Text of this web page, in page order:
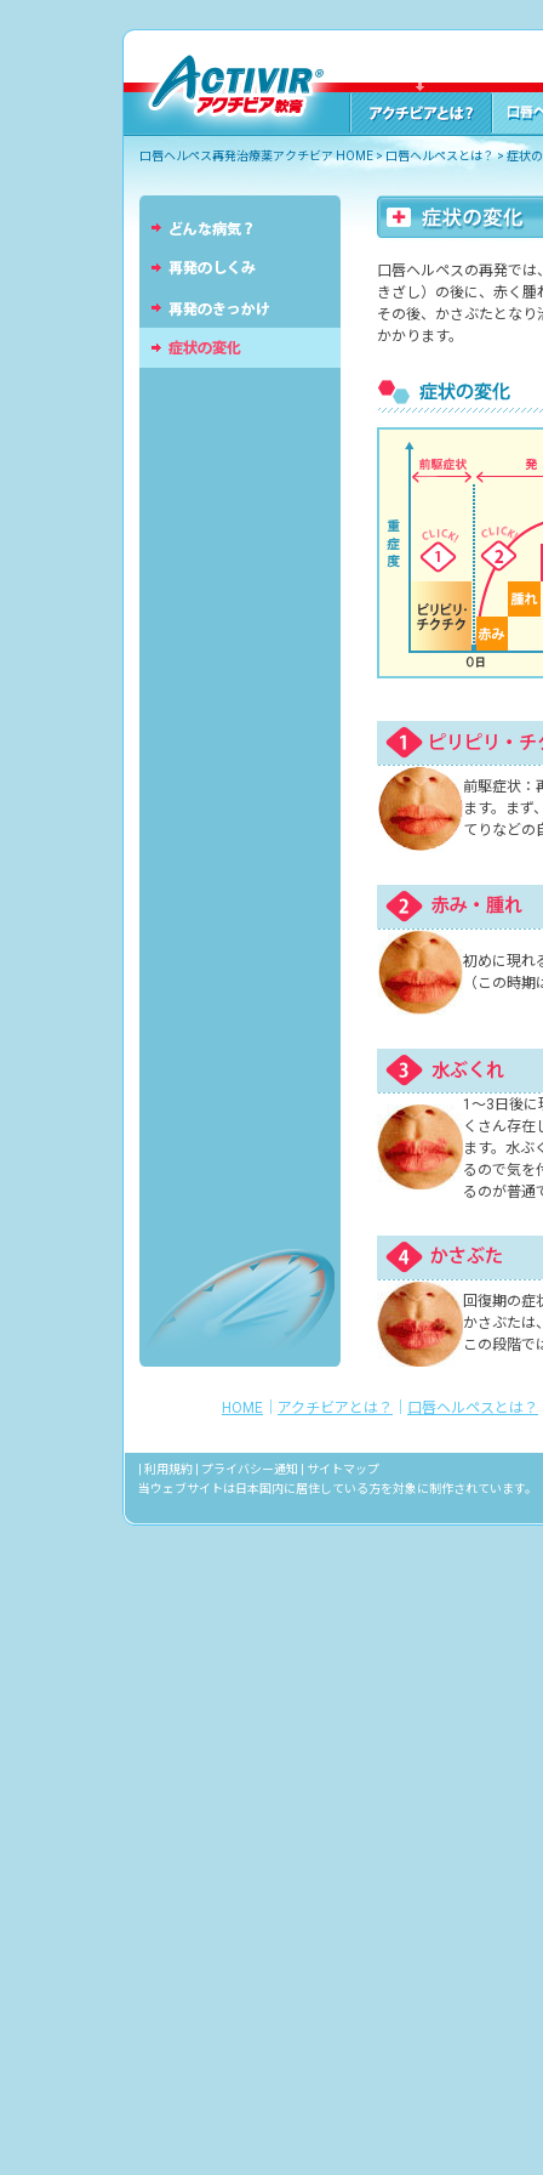
口唇ヘルペス再発治療薬アクチビア HOME>口唇ヘルペスとは？>症状
口唇ヘルペスの再発で
きざし）の後に、赤く腫
その後、かさぶたとな
かかります。
前駆症状：
ます。まず
てりなどの
初めに現れ
（この時期
1～3日後に
くさん存在
ます。水ぶ
るので気を
るのが普通
回復期の症
かさぶたは
この段階で
HOME アクチビアとは？ 口唇ヘルペスとは？
利用規約| プライバシー通知
サイトマップ
当ウェブサイトは日本国内に居住している方を対象に制作されています。